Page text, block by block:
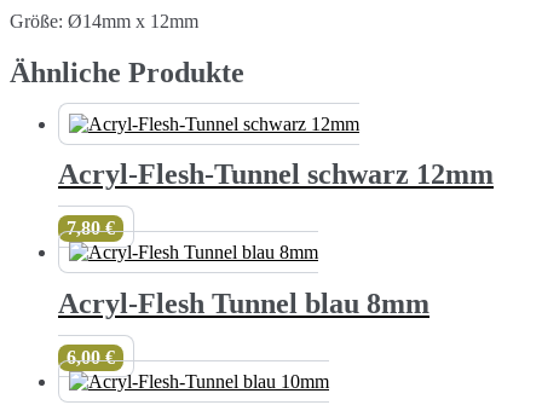
Größe: Ø14mm x 12mm
Ähnliche Produkte
Acryl-Flesh-Tunnel schwarz 12mm
7,80€
Acryl-Flesh Tunnel blau 8mm
6,00€